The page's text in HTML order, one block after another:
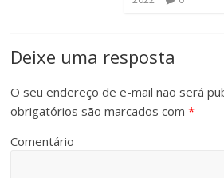
Deixe uma resposta
O seu endereço de e-mail não será
obrigatórios são marcados com*
Comentário